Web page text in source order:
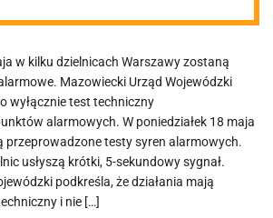
w kilku dzielnicach Warszawy zostaną
Mazowiecki Urząd Wojewódzki
wyłącznie test techniczny
alarmowych. W poniedziałek 18 maja
przeprowadzone testy syren alarmowych.
usłyszą krótki, 5-sekundowy sygnał.
podkreśla, że działania mają
i nie […]